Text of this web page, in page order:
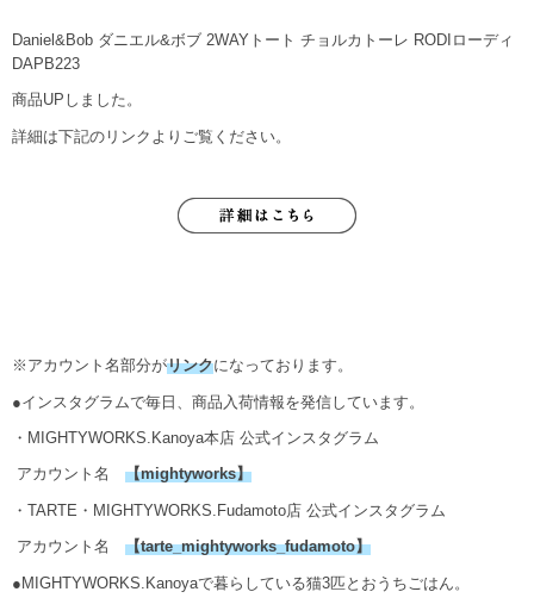
Daniel&Bob ダニエル&ボブ 2WAYトート チョルカトーレ RODIローディ
DAPB223
商品UPしました。
詳細は下記のリンクよりご覧ください。
※アカウント名部分がリンクになっております。
●インスタグラムで毎日、商品入荷情報を発信しています。
・MIGHTYWORKS.Kanoya本店 公式インスタグラム
アカウント名 【mightyworks】
・TARTE・MIGHTYWORKS.Fudamoto店 公式インスタグラム
アカウント名 【tarte_mightyworks_fudamoto】
●MIGHTYWORKS.Kanoyaで暮らしている猫3匹とおうちごはん。